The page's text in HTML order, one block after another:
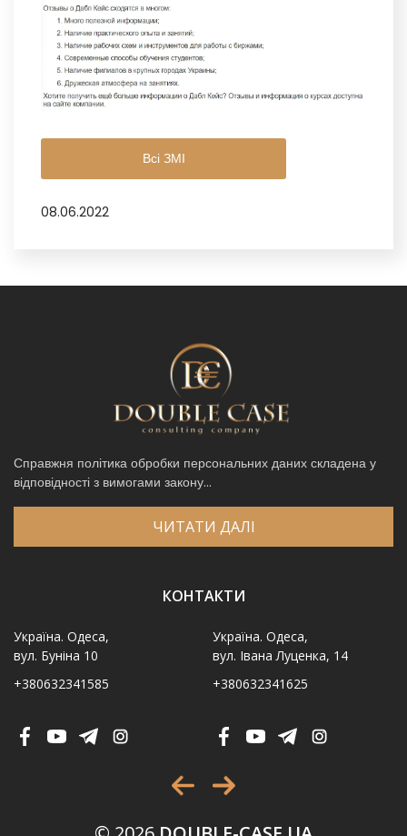
Всі ЗМІ
08.06.2022
Справжня політика обробки персональних даних складена у
відповідності з вимогами закону...
ЧИТАТИ ДАЛІ
КОНТАКТИ
Україна. Одеса,
вул. Буніна 10
+380632341585
Україна. Одеса,
вул. Івана Луценка, 14
+380632341625